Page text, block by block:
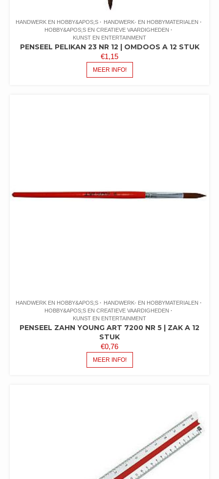
HANDWERK EN HOBBY&APOS;S
HANDWERK- EN HOBBYMATERIALEN
HOBBY&APOS;S EN CREATIEVE VAARDIGHEDEN
KUNST EN ENTERTAINMENT
PENSEEL PELIKAN 23 NR 12 | OMDOOS A 12 STUK
€1,15
MEER INFO!
HANDWERK EN HOBBY&APOS;S
HANDWERK- EN HOBBYMATERIALEN
HOBBY&APOS;S EN CREATIEVE VAARDIGHEDEN
KUNST EN ENTERTAINMENT
PENSEEL ZAHN YOUNG ART 7200 NR 5 | ZAK A 12
STUK
€0,76
MEER INFO!